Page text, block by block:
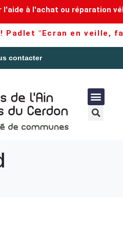
à l'achat ou réparation
! Padlet "Ecran en veille,
contacter